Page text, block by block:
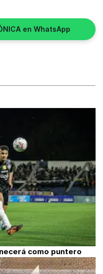
en WhatsApp
como puntero